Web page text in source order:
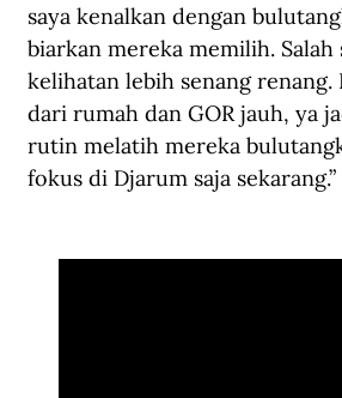
saya kenalkan dengan
biarkan mereka memilih. Salah
kelihatan lebih senang renang.
dari rumah dan GOR jauh, ya
rutin melatih mereka
fokus di Djarum saja sekarang.”